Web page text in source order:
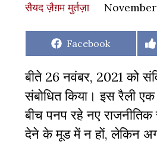
सैयद ज़ैग़म मुर्तज़ा November
Share
Facebook
बीते 26नवंबर, 2021 को
संबोधित किया। इस रैली
बीच पनप रहे नए
देने के मूड में न हों, लेकिन